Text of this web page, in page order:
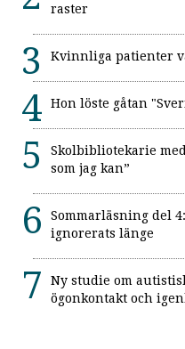
raster
Kvinnliga patienter
Hon löste gåtan
Skolbibliotekarie
som jag kan”
Sommarläsning del
ignorerats länge
Ny studie om
ögonkontakt och